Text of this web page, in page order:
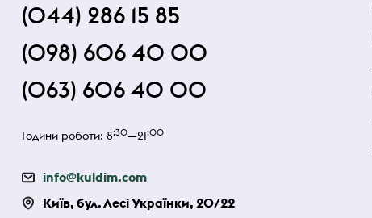
(044) 286 15 85
(098) 606 40 00
(063) 606 40 00
Години роботи: 8:30—21:00
info@kuldim.com
Київ, бул. Лесі Українки, 20/22